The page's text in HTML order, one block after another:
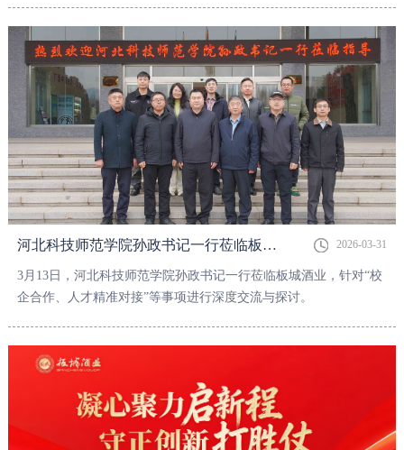
河北科技师范学院孙政书记一行莅临板城酒业参观交流 2026-03-31
3月13日，河北科技师范学院孙政书记一行莅临板城酒业，针对“校
企合作、人才精准对接”等事项进行深度交流与探讨。